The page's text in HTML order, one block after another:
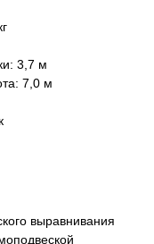
3,7 м
7,0 м
выравнивания